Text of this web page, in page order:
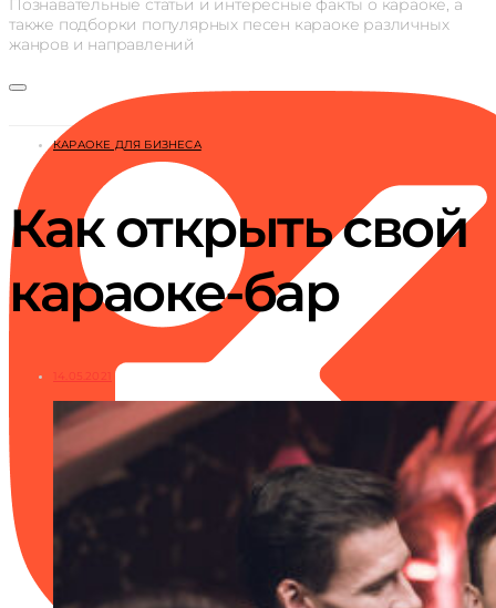
Познавательные статьи и интересные факты о караоке, а
также подборки популярных песен караоке различных
жанров и направлений
КАРАОКЕ ДЛЯ БИЗНЕСА
Как открыть свой
караоке-бар
14.05.2021